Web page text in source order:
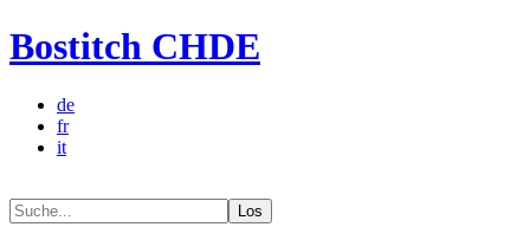
Bostitch CHDE
de
fr
it
Los